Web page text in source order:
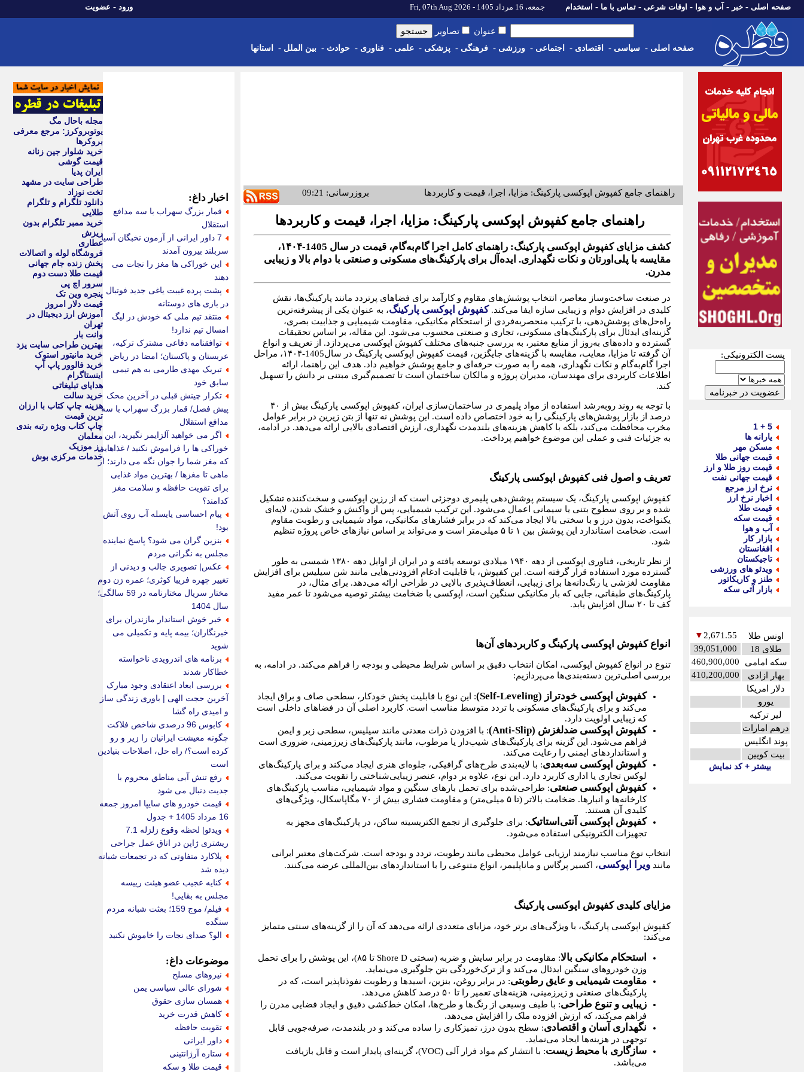
صفحه اصلی - خبر - آب و هوا - اوقات شرعی - تماس با ما - استخدام جمعه، 16 مرداد 1405 - Fri, 07th Aug 2026 ورود - عضویت
عنوان
تصاویر
صفحه اصلی -سیاسی - اقتصادی - اجتماعی -ورزشی -فرهنگی -پزشکی -علمی -فناوری -حوادث -بین الملل - استانها
پست الکترونیکی:
5 + 1
یارانه ها
مسکن مهر
قیمت جهانی طلا
قیمت روز طلا و ارز
قیمت جهانی نفت
نرخ ارز مرجع
اخبار نرخ ارز
قیمت طلا
قیمت سکه
آب و هوا
بازار کار
افغانستان
تاجیکستان
ویدئو های ورزشی
طنز و کاریکاتور
بازار آتی سکه
اونس طلا 2,671.55
▼
طلای 18
39,051,000
سکه امامی
460,900,000
بهار ازادی
410,200,000
دلار امریکا
یورو
لیر ترکیه
درهم امارات
پوند انگلیس
بیت کویین
بیشتر + کد نمایش
راهنمای جامع کفپوش اپوکسی پارکینگ: مزایا، اجرا، قیمت و کاربردها بروزرسانی: 09:21
راهنمای جامع کفپوش اپوکسی پارکینگ: مزایا، اجرا، قیمت و کاربردها
کشف مزایای کفپوش اپوکسی پارکینگ: راهنمای کامل اجرا گام‌به‌گام، قیمت در سال 1405-۱۴۰۴،
مقایسه با پلی‌اورتان و نکات نگهداری. ایده‌آل برای پارکینگ‌های مسکونی و صنعتی با دوام بالا و زیبایی
مدرن.
در صنعت ساخت‌وساز معاصر، انتخاب پوشش‌های مقاوم و کارآمد برای فضاهای پرتردد مانند پارکینگ‌ها، نقش
کلیدی در افزایش دوام و زیبایی سازه ایفا می‌کند. کفپوش اپوکسی پارکینگ، به عنوان یکی از پیشرفته‌ترین
راه‌حل‌های پوشش‌دهی، با ترکیب منحصربه‌فردی از استحکام مکانیکی، مقاومت شیمیایی و جذابیت بصری،
گزینه‌ای ایدئال برای پارکینگ‌های مسکونی، تجاری و صنعتی محسوب می‌شود. این مقاله، بر اساس تحقیقات
گسترده و داده‌های به‌روز از منابع معتبر، به بررسی جنبه‌های مختلف کفپوش اپوکسی می‌پردازد. از تعریف و انواع
آن گرفته تا مزایا، معایب، مقایسه با گزینه‌های جایگزین، قیمت کفپوش اپوکسی پارکینگ در سال1405-۱۴۰۴، مراحل
اجرا گام‌به‌گام و نکات نگهداری، همه را به صورت حرفه‌ای و جامع پوشش خواهیم داد. هدف این راهنما، ارائه
اطلاعات کاربردی برای مهندسان، مدیران پروژه و مالکان ساختمان است تا تصمیم‌گیری مبتنی بر دانش را تسهیل
کند.
با توجه به روند روبه‌رشد استفاده از مواد پلیمری در ساختمان‌سازی ایران، کفپوش اپوکسی پارکینگ بیش از ۴۰
درصد از بازار پوشش‌های پارکینگی را به خود اختصاص داده است. این پوشش نه تنها از بتن زیرین در برابر عوامل
مخرب محافظت می‌کند، بلکه با کاهش هزینه‌های بلندمدت نگهداری، ارزش اقتصادی بالایی ارائه می‌دهد. در ادامه،
به جزئیات فنی و عملی این موضوع خواهیم پرداخت.
تعریف و اصول فنی کفپوش اپوکسی پارکینگ
کفپوش اپوکسی پارکینگ، یک سیستم پوشش‌دهی پلیمری دوجزئی است که از رزین اپوکسی و سخت‌کننده تشکیل
شده و بر روی سطوح بتنی یا سیمانی اعمال می‌شود. این ترکیب شیمیایی، پس از واکنش و خشک شدن، لایه‌ای
یکنواخت، بدون درز و با سختی بالا ایجاد می‌کند که در برابر فشارهای مکانیکی، مواد شیمیایی و رطوبت مقاوم
است. ضخامت استاندارد این پوشش بین ۱ تا ۵ میلی‌متر است و می‌تواند بر اساس نیازهای خاص پروژه تنظیم
شود.
از نظر تاریخی، فناوری اپوکسی از دهه ۱۹۴۰ میلادی توسعه یافته و در ایران از اوایل دهه ۱۳۸۰ شمسی به طور
گسترده مورد استفاده قرار گرفته است. این کفپوش، با قابلیت ادغام افزودنی‌هایی مانند شن سیلیس برای افزایش
مقاومت لغزشی یا رنگ‌دانه‌ها برای زیبایی، انعطاف‌پذیری بالایی در طراحی ارائه می‌دهد. برای مثال، در
پارکینگ‌های طبقاتی، جایی که بار مکانیکی سنگین است، اپوکسی با ضخامت بیشتر توصیه می‌شود تا عمر مفید
کف تا ۲۰ سال افزایش یابد.
انواع کفپوش اپوکسی پارکینگ و کاربردهای آن‌ها
تنوع در انواع کفپوش اپوکسی، امکان انتخاب دقیق بر اساس شرایط محیطی و بودجه را فراهم می‌کند. در ادامه، به
بررسی اصلی‌ترین دسته‌بندی‌ها می‌پردازیم:
کفپوش اپوکسی خودتراز (Self-Leveling)
: این نوع با قابلیت پخش خودکار، سطحی صاف و براق ایجاد
می‌کند و برای پارکینگ‌های مسکونی با تردد متوسط مناسب است. کاربرد اصلی آن در فضاهای داخلی است
که زیبایی اولویت دارد.
کفپوش اپوکسی ضدلغزش (Anti-Slip)
: با افزودن ذرات معدنی مانند سیلیس، سطحی زبر و ایمن
فراهم می‌شود. این گزینه برای پارکینگ‌های شیب‌دار یا مرطوب، مانند پارکینگ‌های زیرزمینی، ضروری است
و استانداردهای ایمنی را رعایت می‌کند.
کفپوش اپوکسی سه‌بعدی: با لایه‌بندی طرح‌های گرافیکی، جلوه‌ای هنری ایجاد می‌کند و برای پارکینگ‌های
لوکس تجاری یا اداری کاربرد دارد. این نوع، علاوه بر دوام، عنصر زیبایی‌شناختی را تقویت می‌کند.
کفپوش اپوکسی صنعتی: طراحی‌شده برای تحمل بارهای سنگین و مواد شیمیایی، مناسب پارکینگ‌های
کارخانه‌ها و انبارها. ضخامت بالاتر (تا ۵ میلی‌متر) و مقاومت فشاری بیش از ۷۰ مگاپاسکال، ویژگی‌های
کلیدی آن هستند.
کفپوش اپوکسی آنتی‌استاتیک: برای جلوگیری از تجمع الکتریسیته ساکن، در پارکینگ‌های مجهز به
تجهیزات الکترونیکی استفاده می‌شود.
انتخاب نوع مناسب نیازمند ارزیابی عوامل محیطی مانند رطوبت، تردد و بودجه است. شرکت‌های معتبر ایرانی
مانندویرا اپوکسی، اکسیر پرگاس و ماناپلیمر، انواع متنوعی را با استانداردهای بین‌المللی عرضه می‌کنند.
مزایای کلیدی کفپوش اپوکسی پارکینگ
کفپوش اپوکسی پارکینگ، با ویژگی‌های برتر خود، مزایای متعددی ارائه می‌دهد که آن را از گزینه‌های سنتی متمایز
می‌کند:
استحکام مکانیکی بالا
: مقاومت در برابر سایش و ضربه (سختی Shore D تا ۸۵)، این پوشش را برای تحمل
وزن خودروهای سنگین ایدئال می‌کند و از ترک‌خوردگی بتن جلوگیری می‌نماید.
مقاومت شیمیایی و عایق رطوبتی: در برابر روغن، بنزین، اسیدها و رطوبت نفوذناپذیر است، که در
پارکینگ‌های صنعتی و زیرزمینی، هزینه‌های تعمیر را تا ۵۰ درصد کاهش می‌دهد.
زیبایی و تنوع طراحی: با طیف وسیعی از رنگ‌ها و طرح‌ها، امکان خط‌کشی دقیق و ایجاد فضایی مدرن را
فراهم می‌کند، که ارزش افزوده ملک را افزایش می‌دهد.
نگهداری آسان و اقتصادی: سطح بدون درز، تمیزکاری را ساده می‌کند و در بلندمدت، صرفه‌جویی قابل
توجهی در هزینه‌ها ایجاد می‌نماید.
سازگاری با محیط زیست
: با انتشار کم مواد فرار آلی (VOC)، گزینه‌ای پایدار است و قابل بازیافت
می‌باشد.
اخبار داغ:
قمار بزرگ سهراب با سه مدافع
استقلال
7 داور ایرانی از آزمون نخبگان آسیا
سربلند بیرون آمدند
این خوراکی ها مغز را نجات می
دهند
پشت پرده غیبت یاغی جدید فوتبال
در بازی های دوستانه
منتقد تیم ملی که خودش در لیگ
امسال تیم ندارد!
توافقنامه دفاعی مشترک ترکیه،
عربستان و پاکستان؛ امضا در ریاض
تبریک مهدی طارمی به هم تیمی
سابق خود
تکرار چینش قبلی در آخرین محک
پیش فصل/ قمار بزرگ سهراب با سه
مدافع استقلال
اگر می خواهید آلزایمر نگیرید، این
خوراکی ها را فراموش نکنید / غذاهایی
که مغز شما را جوان نگه می دارند؛ از
ماهی تا مغزها / بهترین مواد غذایی
برای تقویت حافظه و سلامت مغز
کدامند؟
پیام احساسی یایسله آب روی آتش
بود!
بنزین گران می شود؟ پاسخ نماینده
مجلس به نگرانی مردم
عکس| تصویری جالب و دیدنی از
تغییر چهره فریبا کوثری؛ عمره زن دوم
مختار سریال مختارنامه در 59 سالگی؛
سال 1404
خبر خوش استاندار مازندران برای
خبرنگاران؛ بیمه پایه و تکمیلی می
شوید
برنامه های اندرویدی ناخواسته
خطاکار شدند
بررسی ابعاد اعتقادی وجود مبارک
آخرین حجت الهی | باوری زندگی ساز
و امیدی راه گشا
کابوس 96 درصدی شاخص فلاکت
چگونه معیشت ایرانیان را زیر و رو
کرده است؟/ راه حل، اصلاحات بنیادین
است
رفع تنش آبی مناطق محروم با
جدیت دنبال می شود
قیمت خودرو های سایپا امروز جمعه
16 مرداد 1405 + جدول
ویدئو| لحظه وقوع زلزله 7.1
ریشتری ژاپن در اتاق عمل جراحی
پلاکارد متفاوتی که در تجمعات شبانه
دیده شد
کنایه عجیب عضو هیئت رییسه
مجلس به بقایی!
فیلم/ موج 159؛ بعثت شبانه مردم
سنگده
الو؟ صدای نجات را خاموش نکنید
موضوعات داغ:
نیروهای مسلح
شورای عالی سیاسی یمن
همسان سازی حقوق
کاهش قدرت خرید
تقویت حافظه
داور ایرانی
ستاره آرژانتینی
قیمت طلا و سکه
مجله باحال مگ
یوتوبروکرز: مرجع معرفی
بروکرها
خرید شلوار جین زنانه
قیمت گوشی
ایران پدیا
طراحی سایت در مشهد
تخت نوزاد
دانلود تلگرام و تلگرام
طلایی
خرید ممبر تلگرام بدون
ریزش
عطاری
فروشگاه لوله و اتصالات
پخش زنده جام جهانی
قیمت طلا دست دوم
سرور اچ پی
پنجره وین تک
قیمت دلار امروز
آموزش ارز دیجیتال در
تهران
وانت بار
بهترین طراحی سایت یزد
خرید مانیتور استوک
خرید فالوور پاپ آپ
اینستاگرام
هدایای تبلیغاتی
خرید سالت
هزینه چاپ کتاب با ارزان
ترین قیمت
چاپ کتاب ویژه رتبه بندی
معلمان
رز موزیک
خدمات مرکزی بوش